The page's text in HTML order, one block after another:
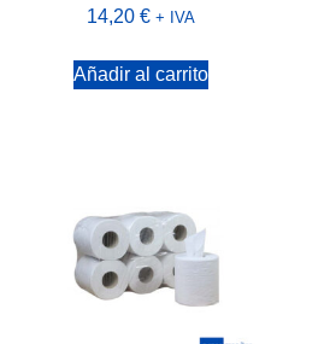
14,20 € + IVA
Añadir al carrito